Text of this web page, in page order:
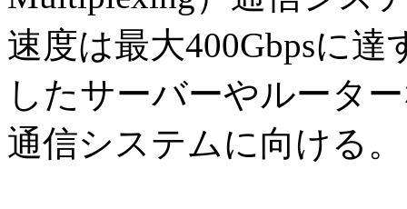
速度は最大400Gbpsに
したサーバーやルータ
通信システムに向ける。